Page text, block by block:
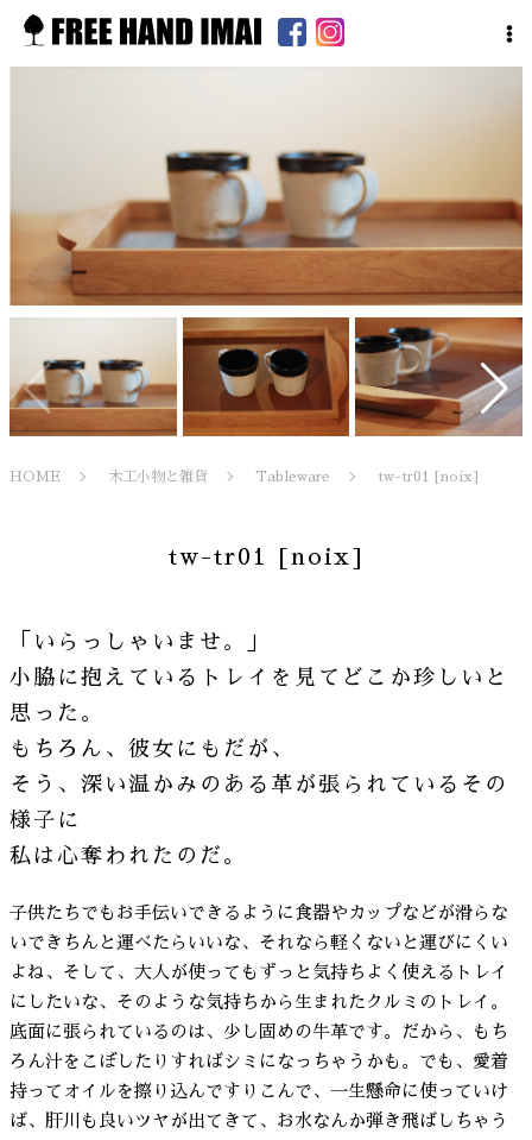
HOME 木工小物と雑貨 Tableware tw-tr01 [noix]
tw-tr01 [noix]
「いらっしゃいませ。」
小脇に抱えているトレイを見てどこか珍しいと
思った。
もちろん、彼女にもだが、
そう、深い温かみのある革が張られているその
様子に
私は心奪われたのだ。
子供たちでもお手伝いできるように食器やカップなどが滑らな
いできちんと運べたらいいな、それなら軽くないと運びにくい
よね、そして、大人が使ってもずっと気持ちよく使えるトレイ
にしたいな、そのような気持ちから生まれたクルミのトレイ。
底面に張られているのは、少し固めの牛革です。だから、もち
ろん汁をこぼしたりすればシミになっちゃうかも。でも、愛着
持ってオイルを擦り込んですりこんで、一生懸命に使っていけ
ば、肝川も良いツヤが出てきて、お水なんか弾き飛ばしちゃう